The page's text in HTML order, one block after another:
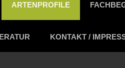
ARTENPROFILE
KONTAKT /